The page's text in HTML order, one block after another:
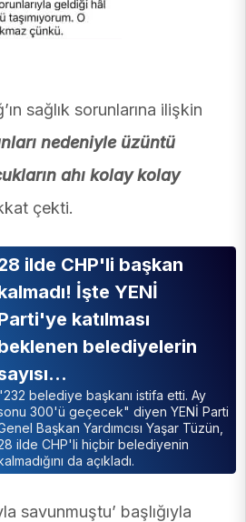
sağlık sorunlarına ilişkin
nedeniyle üzüntü
ahı kolay kolay
çekti.
ilde CHP'li başkan
İşte YENİ
katılması
belediyelerin
belediye başkanı istifa etti. Ay
300'ü geçecek" diyen YENİ Parti
Başkan Yardımcısı Yaşar Tüzün,
ilde CHP'li hiçbir belediyenin
da açıkladı.
savunmuştu’ başlığıyla